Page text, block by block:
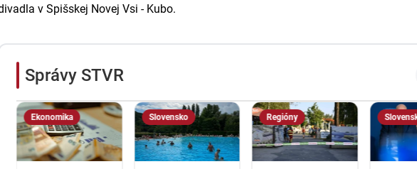
v Spišskej Novej Vsi - Kubo.
Správy STVR
Ekonomika Slovensko Regióny